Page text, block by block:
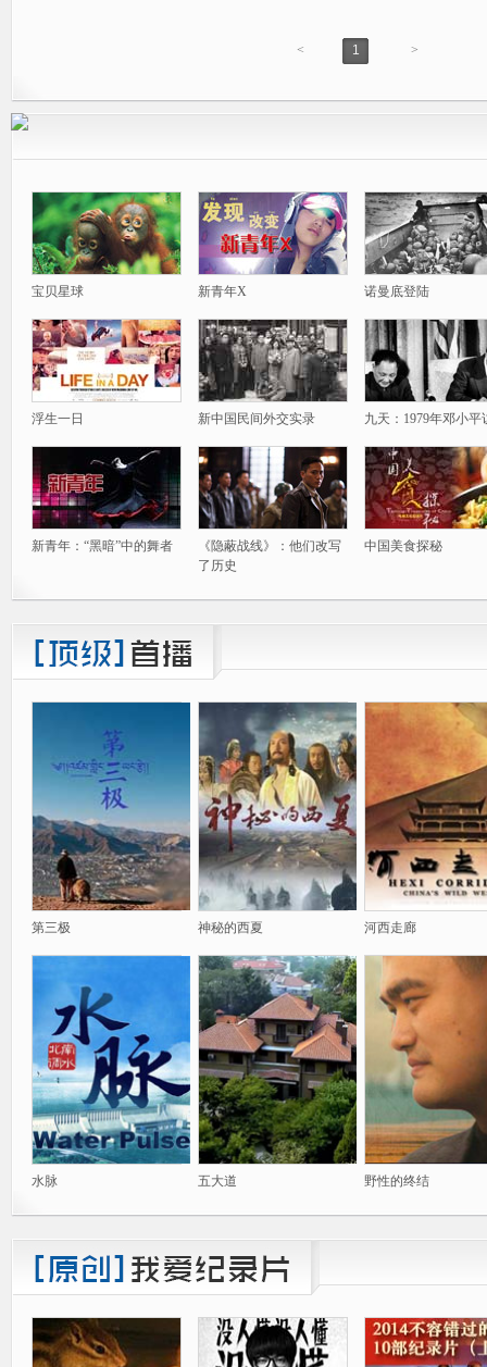
< 1 >
宝贝星球 新青年X 诺曼底登陆
浮生一日 新中国民间外交实录 九天：1979年邓小平
新青年：“黑暗”中的舞者
《隐蔽战线》：他们改写
了历史
中国美食探秘
第三极 神秘的西夏 河西走廊
水脉 五大道 野性的终结